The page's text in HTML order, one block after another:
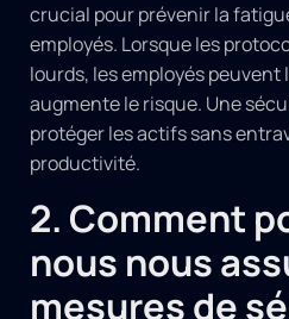
crucial pour prévenir la
employés. Lorsque les
lourds, les employés
augmente le risque. Une
protéger les actifs sans
productivité.
2. Comment
nous nous
mesures de